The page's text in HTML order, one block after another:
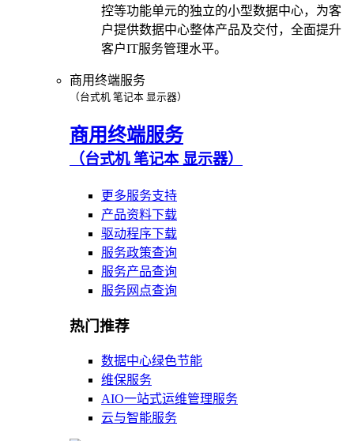
控等功能单元的独立的小型数据中心，为客
户提供数据中心整体产品及交付，全面提升
客户IT服务管理水平。
商用终端服务
（台式机 笔记本 显示器）
商用终端服务
（台式机 笔记本 显示器）
更多服务支持
产品资料下载
驱动程序下载
服务政策查询
服务产品查询
服务网点查询
热门推荐
数据中心绿色节能
维保服务
AIO一站式运维管理服务
云与智能服务